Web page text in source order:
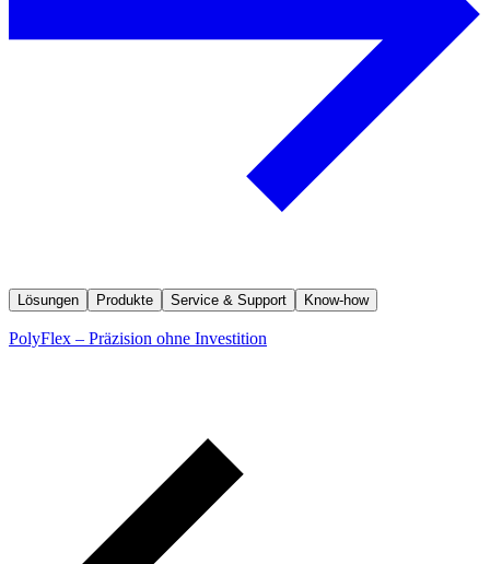
Lösungen Produkte Service & Support Know-how
PolyFlex – Präzision ohne Investition